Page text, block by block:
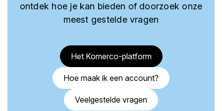
ontdek hoe je kan bieden of doorzoek onze
meest gestelde vragen
Het Komerco-platform
Hoe maak ik een account?
Veelgestelde vragen